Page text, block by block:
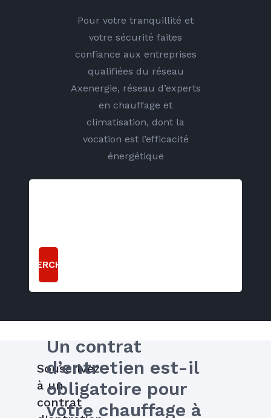
Pour votre tranquillité et
votre sécurité faites
confiance aux entreprises
qualifiées du réseau
Axenergie, réseau d’experts
en chauffage et
climatisation, dont la
vocation est l’efficacité
énergétique
RECHERCHER
Un contrat
d’entretien est-il
obligatoire pour
votre chauffage à
Souscrivez
à un
contrat